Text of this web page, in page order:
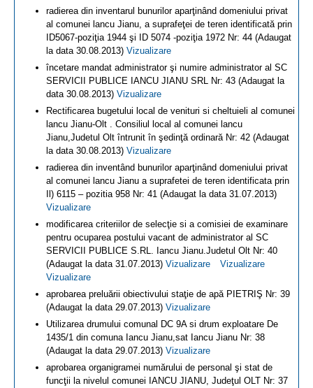
radierea din inventarul bunurilor aparţinând domeniului privat
al comunei lancu Jianu, a suprafeţei de teren identificată prin
ID5067-poziţia 1944 şi ID 5074 -poziţia 1972 Nr: 44 (Adaugat
la data 30.08.2013) Vizualizare
încetare mandat administrator şi numire administrator al SC
SERVICII PUBLICE IANCU JIANU SRL Nr: 43 (Adaugat la
data 30.08.2013) Vizualizare
Rectificarea bugetului local de venituri si cheltuieli al comunei
lancu Jianu-Olt . Consiliul local al comunei lancu
Jianu,Judetul Olt întrunit în şedinţă ordinară Nr: 42 (Adaugat
la data 30.08.2013) Vizualizare
radierea din inventând bunurilor aparţinând domeniului privat
al comunei lancu Jianu a suprafetei de teren identificata prin
Il) 6115 – pozitia 958 Nr: 41 (Adaugat la data 31.07.2013)
Vizualizare
modificarea criteriilor de selecţie si a comisiei de examinare
pentru ocuparea postului vacant de administrator al SC
SERVICII PUBLICE S.RL. Iancu Jianu.Judetul Olt Nr: 40
(Adaugat la data 31.07.2013) Vizualizare
Vizualizare
Vizualizare
aprobarea preluării obiectivului staţie de apă PIETRIŞ Nr: 39
(Adaugat la data 29.07.2013) Vizualizare
Utilizarea drumului comunal DC 9A si drum exploatare De
1435/1 din comuna Iancu Jianu,sat Iancu Jianu Nr: 38
(Adaugat la data 29.07.2013) Vizualizare
aprobarea organigramei numărului de personal şi stat de
funcţii la nivelul comunei IANCU JIANU, Judeţul OLT Nr: 37